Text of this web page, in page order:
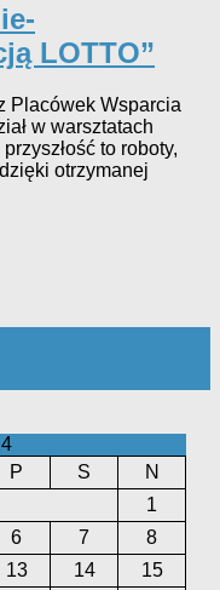
LOTTO”
Placówek Wsparcia
w warsztatach
to roboty,
otrzymanej
P S
N
1
6 7
8
13 14
15